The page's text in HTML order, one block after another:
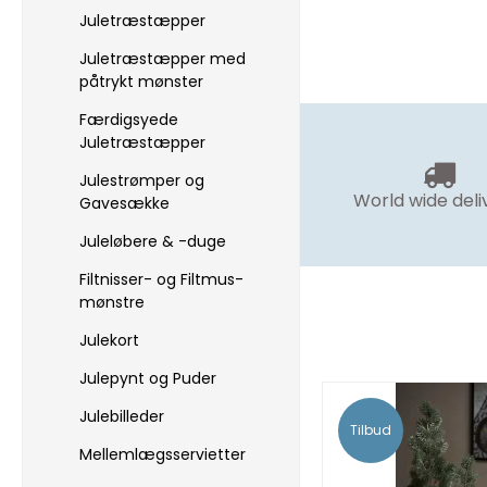
Juletræstæpper
Juletræstæpper med
påtrykt mønster
Færdigsyede
Juletræstæpper
Julestrømper og
Gavesække
Juleløbere & -duge
Filtnisser- og Filtmus-
mønstre
Julekort
Julepynt og Puder
Julebilleder
Mellemlægsservietter
World wide
Tilbud